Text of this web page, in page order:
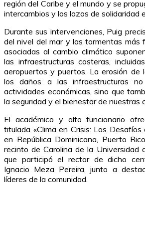
región del Caribe y el mundo y se
intercambios y los lazos de solidaridad
Durante sus intervenciones, Puig
del nivel del mar y las tormentas más
asociadas al cambio climático
las infraestructuras costeras,
aeropuertos y puertos. La erosión de
los daños a las infraestructuras
actividades económicas, sino que
la seguridad y el bienestar de nuestras
El académico y alto funcionario
titulada «Clima en Crisis: Los Desafíos
en República Dominicana, Puerto
recinto de Carolina de la Universidad
que participó el rector de dicho
Ignacio Meza Pereira, junto a
líderes de la comunidad.